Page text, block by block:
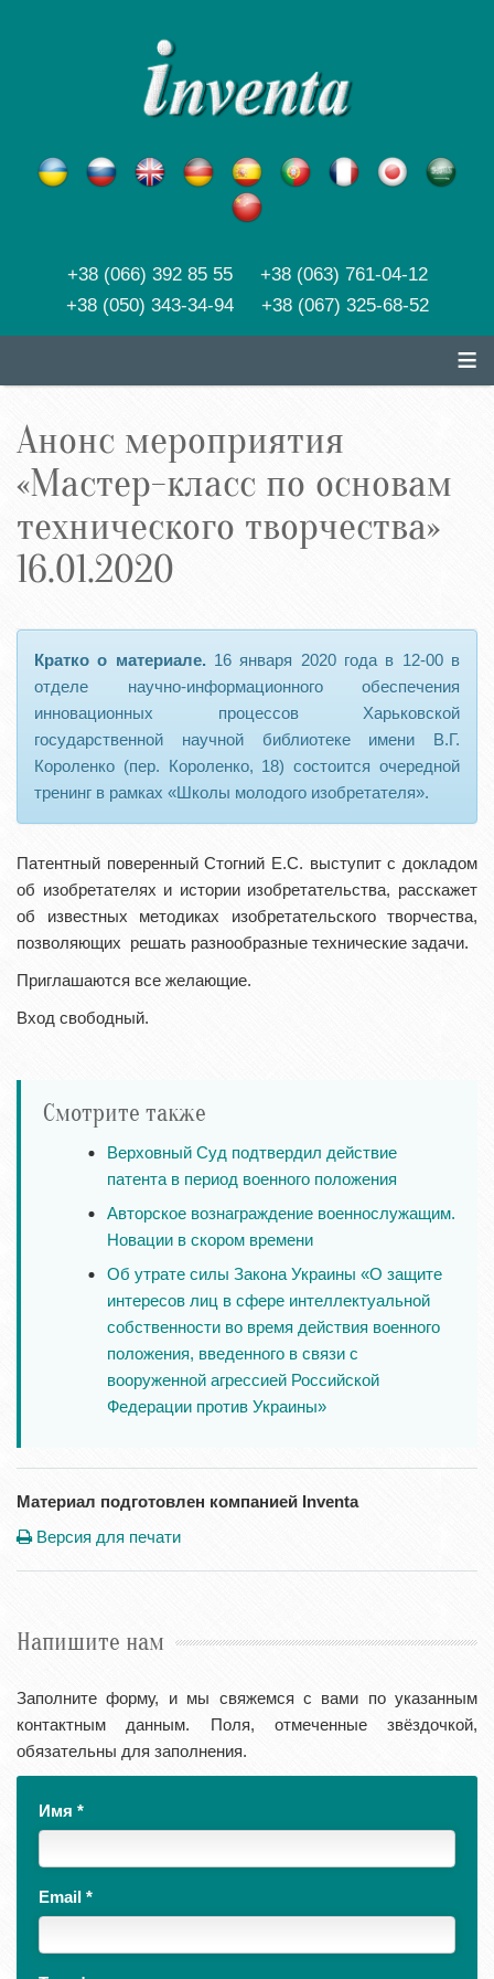
+38 (066) 392 85 55 +38 (063) 761-04-12
+38 (050) 343-34-94 +38 (067) 325-68-52
≡
Анонс мероприятия
«Мастер-класс по основам
технического творчества»
16.01.2020
Кратко о материале.16 января 2020 года в 12-00 в
отделе научно-информационного обеспечения
инновационных процессов Харьковской
государственной научной библиотеке имени В.Г.
Короленко (пер. Короленко, 18) состоится очередной
тренинг в рамках «Школы молодого изобретателя».
Патентный поверенный Стогний Е.С. выступит с докладом
об изобретателях и истории изобретательства, расскажет
об известных методиках изобретательского творчества,
позволяющих решать разнообразные технические задачи.
Приглашаются все желающие.
Вход свободный.
Смотрите также
Верховный Суд подтвердил действие
патента в период военного положения
Авторское вознаграждение военнослужащим.
Новации в скором времени
Об утрате силы Закона Украины «О защите
интересов лиц в сфере интеллектуальной
собственности во время действия военного
положения, введенного в связи с
вооруженной агрессией Российской
Федерации против Украины»
Материал подготовлен компанией Inventa
Версия для печати
Напишите нам
Заполните форму, и мы свяжемся с вами по указанным
контактным данным. Поля, отмеченные звёздочкой,
обязательны для заполнения.
Имя *
Email *